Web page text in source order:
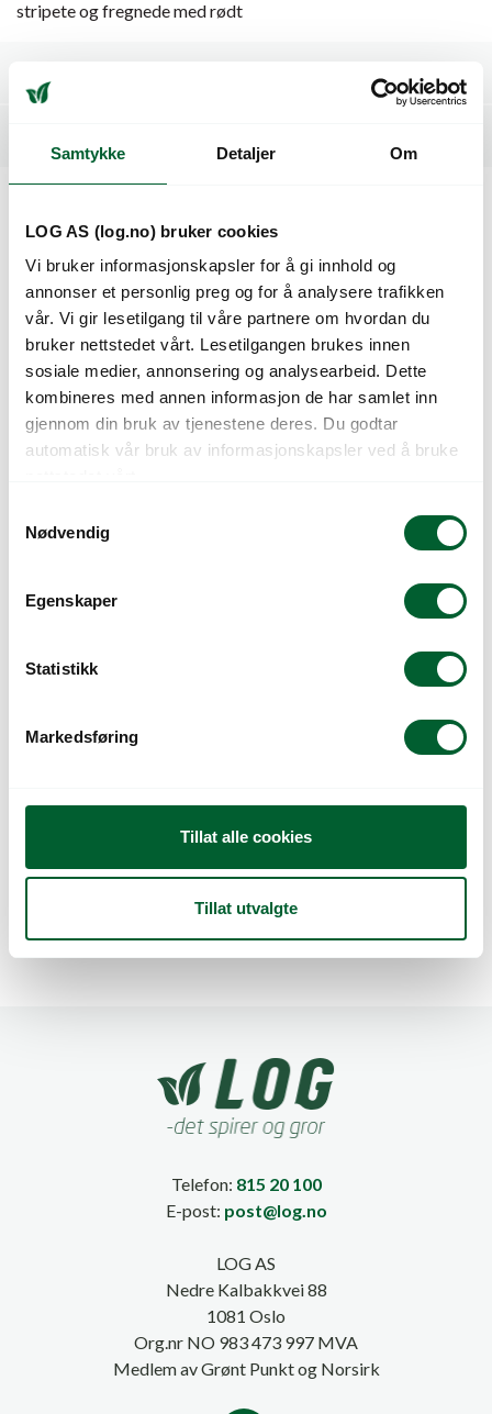
Samtykke Detaljer Om
LOG AS (log.no) bruker cookies
Vi bruker informasjonskapsler for å gi innhold og
annonser et personlig preg og for å analysere trafikken
vår. Vi gir lesetilgang til våre partnere om hvordan du
bruker nettstedet vårt. Lesetilgangen brukes innen
sosiale medier, annonsering og analysearbeid. Dette
kombineres med annen informasjon de har samlet inn
gjennom din bruk av tjenestene deres. Du godtar
automatisk vår bruk av informasjonskapsler ved å bruke
Nødvendig
Egenskaper
Statistikk
Markedsføring
Tillat alle cookies
Tillat utvalgte
stripete og fregnede med rødt
Kunder så også på
DAHLIA WIZARD OF
DAHLIA DRAGON
DAHLIA LADY
Telefon: 815 20 100
E-post: post@log.no
LOG AS
Nedre Kalbakkvei 88
1081 Oslo
Org.nr NO 983 473 997 MVA
Medlem av Grønt Punkt og Norsirk